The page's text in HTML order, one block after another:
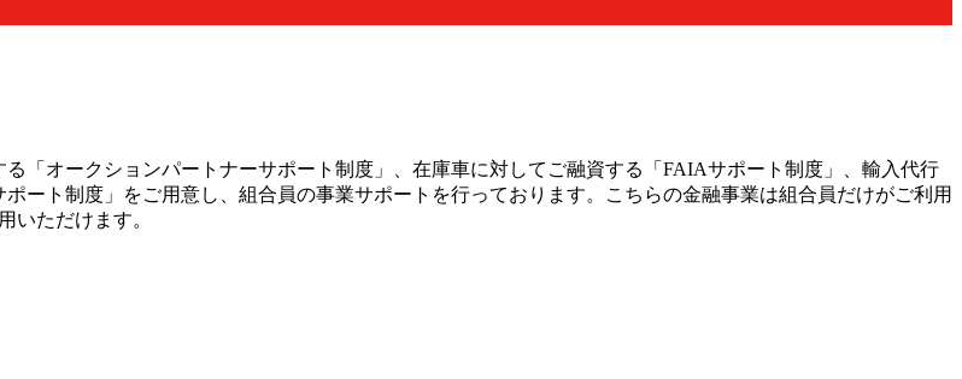
「オークションパートナーサポート制度」、在庫車に対してご融資する「FAIAサポート制度」、輸入代行
ート制度」をご用意し、組合員の事業サポートを行っております。こちらの金融事業は組合員だけがご利用
いただけます。